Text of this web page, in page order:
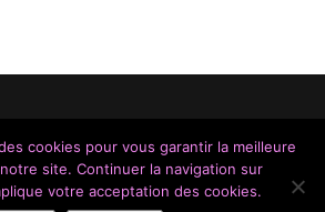
/ Copyright © 2014 - 2023 / A Cantina
di Poluccia
cookies pour vous garantir la meilleure
site. Continuer la navigation sur
votre acceptation des cookies.